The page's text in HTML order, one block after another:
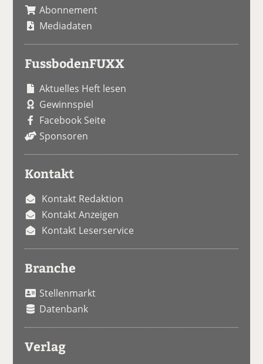
Abonnement
Mediadaten
FussbodenFUXX
Aktuelles Heft lesen
Gewinnspiel
Facebook Seite
Sponsoren
Kontakt
Kontakt Redaktion
Kontakt Anzeigen
Kontakt Leserservice
Branche
Stellenmarkt
Datenbank
Verlag